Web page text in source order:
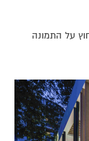
על התמונה